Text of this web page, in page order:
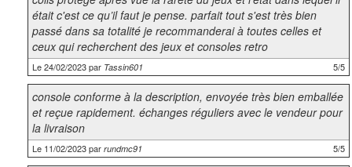
était c'est ce qu’il faut je pense. parfait tout s'est très bien
passé dans sa totalité je recommanderai à toutes celles et
ceux qui recherchent des jeux et consoles retro
Le 24/02/2023 par Tassin601 5/5
console conforme à la description, envoyée très bien emballée
et reçue rapidement. échanges réguliers avec le vendeur pour
la livraison
Le 11/02/2023 par rundmc91 5/5